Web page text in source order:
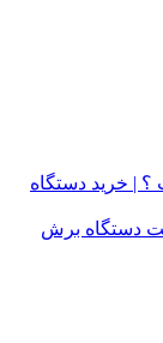
؟ | خرید دستگاه
دستگاه برش